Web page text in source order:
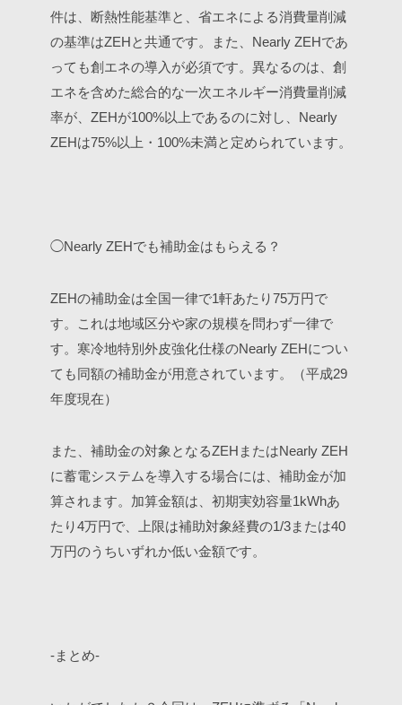
件は、断熱性能基準と、省エネによる消費量削減
の基準はZEHと共通です。また、Nearly ZEHであ
っても創エネの導入が必須です。異なるのは、創
エネを含めた総合的な一次エネルギー消費量削減
率が、ZEHが100%以上であるのに対し、Nearly
ZEHは75%以上・100%未満と定められています。
◯Nearly ZEHでも補助金はもらえる？
ZEHの補助金は全国一律で1軒あたり75万円で
す。これは地域区分や家の規模を問わず一律で
す。寒冷地特別外皮強化仕様のNearly ZEHについ
ても同額の補助金が用意されています。（平成29
年度現在）
また、補助金の対象となるZEHまたはNearly ZEH
に蓄電システムを導入する場合には、補助金が加
算されます。加算金額は、初期実効容量1kWhあ
たり4万円で、上限は補助対象経費の1/3または40
万円のうちいずれか低い金額です。
-まとめ-